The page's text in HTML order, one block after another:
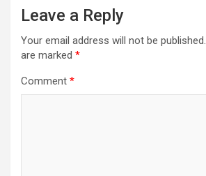
Leave a Reply
Your email address will not be published.
are marked *
Comment *